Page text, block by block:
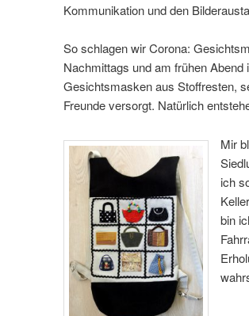
Kommunikation und den
So schlagen wir Corona:
Nachmittags und am frühen
Gesichtsmasken aus Stoffresten,
Freunde versorgt. Natürlich
Mir
ich
bin